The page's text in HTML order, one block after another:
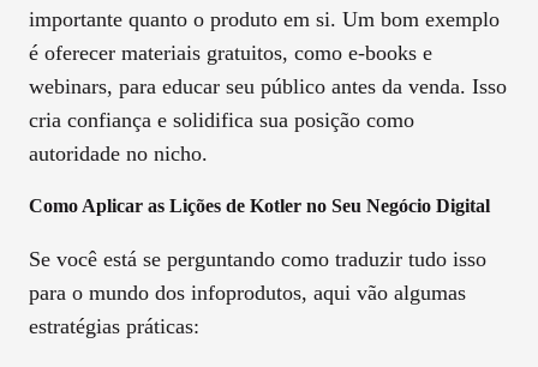
importante quanto o produto em si. Um bom exemplo
é oferecer materiais gratuitos, como e-books e
webinars, para educar seu público antes da venda. Isso
cria confiança e solidifica sua posição como
autoridade no nicho.
Como Aplicar as Lições de Kotler no Seu Negócio Digital
Se você está se perguntando como traduzir tudo isso
para o mundo dos infoprodutos, aqui vão algumas
estratégias práticas: